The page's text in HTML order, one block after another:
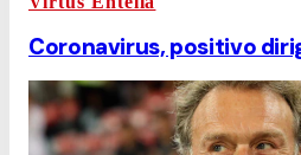
Coronavirus, positivo